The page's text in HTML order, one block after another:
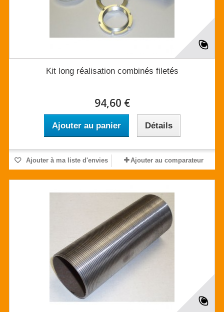
Kit long réalisation combinés filetés
94,60 €
Ajouter au panier Détails
Ajouter à ma liste d'envies Ajouter au comparateur